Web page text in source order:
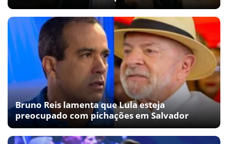
Bruno Reis lamenta que Lula esteja
preocupado com pichações em Salvador